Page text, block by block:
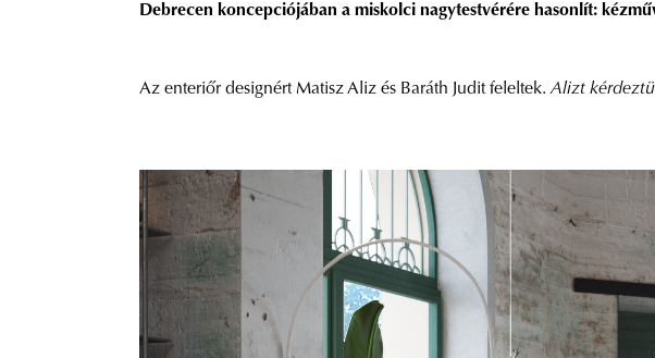
Debrecen koncepciójában a miskolci nagytestvérére hasonlít:
Az enteriőr designért Matisz Aliz és Baráth Judit feleltek.Alizt